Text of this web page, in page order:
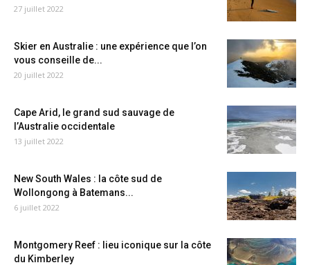
27 juillet 2022
Skier en Australie : une expérience que l’on
vous conseille de...
20 juillet 2022
Cape Arid, le grand sud sauvage de
l’Australie occidentale
13 juillet 2022
New South Wales : la côte sud de
Wollongong à Batemans...
6 juillet 2022
Montgomery Reef : lieu iconique sur la côte
du Kimberley